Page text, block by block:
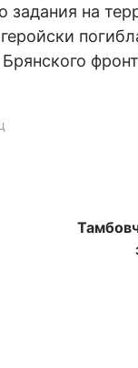
задания на